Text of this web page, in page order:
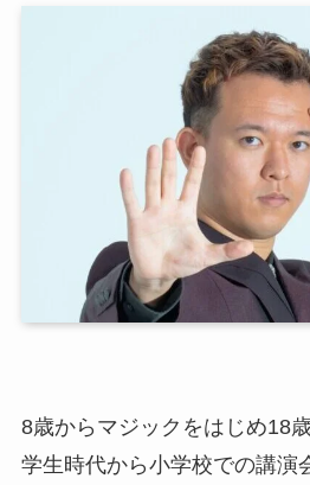
8歳からマジックをはじめ18
学生時代から小学校での講演